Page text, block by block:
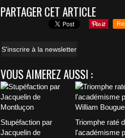
PARTAGER CET ARTICLE
S'inscrire à la newsletter
VOUS AIMEREZ AUSSI :
Stupéfaction par
Jacquelin de
Triomphe raté
l'académisme